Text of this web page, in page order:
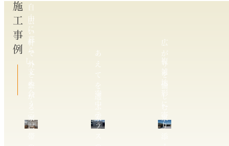
施工事例
広
い
軒
で
外
と
繋
が
る
あ
え
て
を
選
広
が
り
を
愉
し
自
由
に
暮
ら
し、
支
え
合
う
世
空
ラ
複
雑
地
形
り